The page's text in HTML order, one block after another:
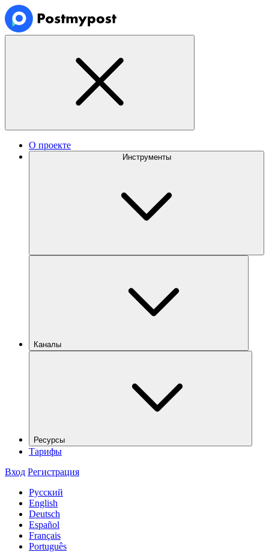
О проекте
Инструменты
Каналы
Ресурсы
Тарифы
Вход Регистрация
Русский
English
Deutsch
Español
Français
Português